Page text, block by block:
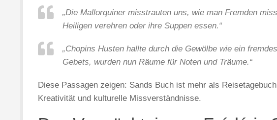
„Die Mallorquiner misstrauten uns, wie man Fremden
Heiligen verehren oder ihre Suppen essen.“
„Chopins Husten hallte durch die Gewölbe wie ein
Gebets, wurden nun Räume für Noten und Träume.“
Diese Passagen zeigen: Sands Buch ist mehr als
Kreativität und kulturelle Missverständnisse.